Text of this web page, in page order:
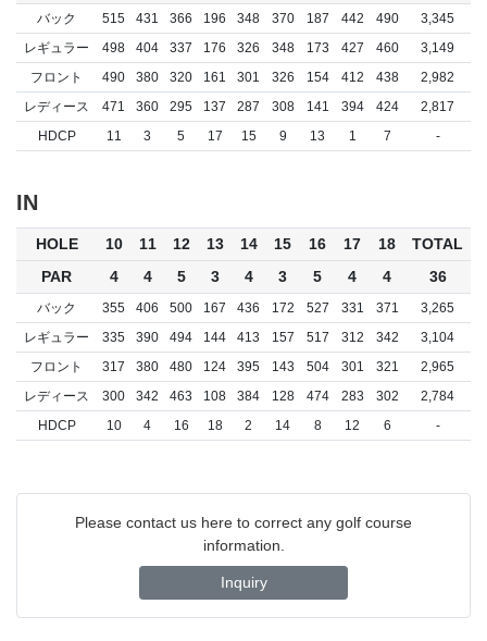
バック 515 431 366 196 348 370 187 442 490
3,345
レギュラー
498 404 337 176 326 348 173 427 460
3,149
フロント
490 380 320 161 301 326 154 412 438
2,982
レディース
471 360 295 137 287 308 141 394 424
2,817
HDCP
11 3 5 17 15 9 13 1 7 -
IN
HOLE 10 11 12 13 14 15 16 17 18
TOTAL
PAR
4 4 5 3 4 3 5 4 4 36
バック 355 406 500 167 436 172 527 331 371
3,265
レギュラー
335 390 494 144 413 157 517 312 342
3,104
フロント
317 380 480 124 395 143 504 301 321
2,965
レディース
300 342 463 108 384 128 474 283 302
2,784
HDCP
10 4 16 18 2 14 8 12 6 -
Please contact us here to correct any golf course
information.
Inquiry